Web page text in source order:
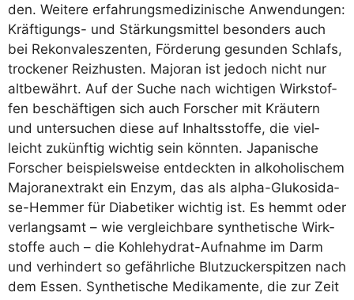
den. Wei­te­re erfah­rungs­me­di­zi­ni­sche Anwen­dun­gen:
Kräf­ti­gungs- und Stär­kungs­mit­tel beson­ders auch
bei Rekon­va­les­zen­ten, För­de­rung gesun­den Schlafs,
tro­cke­ner Reiz­hus­ten. Majo­ran ist jedoch nicht nur
alt­be­währt. Auf der Suche nach wich­ti­gen Wirk­stof­
fen beschäf­ti­gen sich auch For­scher mit Kräu­tern
und unter­su­chen die­se auf Inhalts­stof­fe, die viel­
leicht zukünf­tig wich­tig sein könn­ten. Japa­ni­sche
For­scher bei­spiels­wei­se ent­deck­ten in alko­ho­li­schem
Majo­ran­ex­trakt ein Enzym, das als alpha-Glu­ko­si­da­
se-Hem­mer für Dia­be­ti­ker wich­tig ist. Es hemmt oder
ver­lang­samt – wie ver­gleich­ba­re syn­the­ti­sche Wirk­
stof­fe auch – die Koh­le­hy­drat-Auf­nah­me im Darm
und ver­hin­dert so gefähr­li­che Blut­zu­cker­spit­zen nach
dem Essen. Syn­the­ti­sche Medi­ka­men­te, die zur Zeit